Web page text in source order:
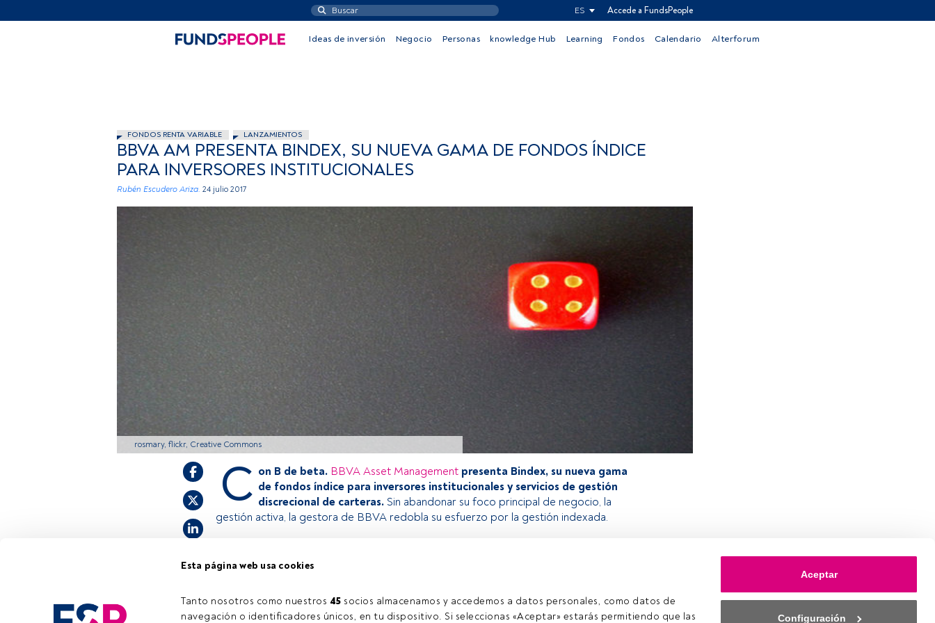
Esta página web usa cookies
Tanto nosotros como nuestros 45 socios almacenamos y accedemos a datos personales, como datos de
navegación o identificadores únicos, en tu dispositivo. Si seleccionas «Aceptar» estarás permitiendo que las
Aceptar
Configuración
ES Accede a FundsPeople
Ideas de inversión Negocio Personas knowledge Hub Learning Fondos Calendario Alterforum
FONDOS RENTA VARIABLE LANZAMIENTOS
BBVA AM PRESENTA BINDEX, SU NUEVA GAMA DE FONDOS ÍNDICE
PARA INVERSORES INSTITUCIONALES
Rubén Escudero Ariza. 24 julio 2017
rosmary, flickr, Creative Commons
C on B de beta. BBVA Asset Management presenta Bindex, su nueva gama
de fondos índice para inversores institucionales y servicios de gestión
discrecional de carteras. Sin abandonar su foco principal de negocio, la
gestión activa, la gestora de BBVA redobla su esfuerzo por la gestión indexada.
Este es un artículo exclusivo para los usuarios registrados de FundsPeople. Si ya
invitamos a registrarte y disfrutar de todo el universo que ofrece FundsPeople.
Accede a FundsPeople